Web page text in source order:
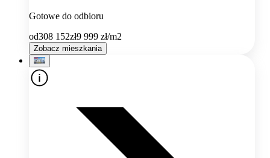
Gotowe do odbioru
od308 152zł9 999 zł/m2
Zobacz mieszkania